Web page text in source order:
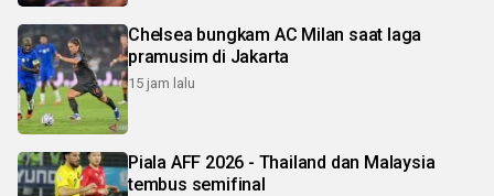
Chelsea bungkam AC Milan saat laga
pramusim di Jakarta
15 jam lalu
Piala AFF 2026 - Thailand dan Malaysia
tembus semifinal